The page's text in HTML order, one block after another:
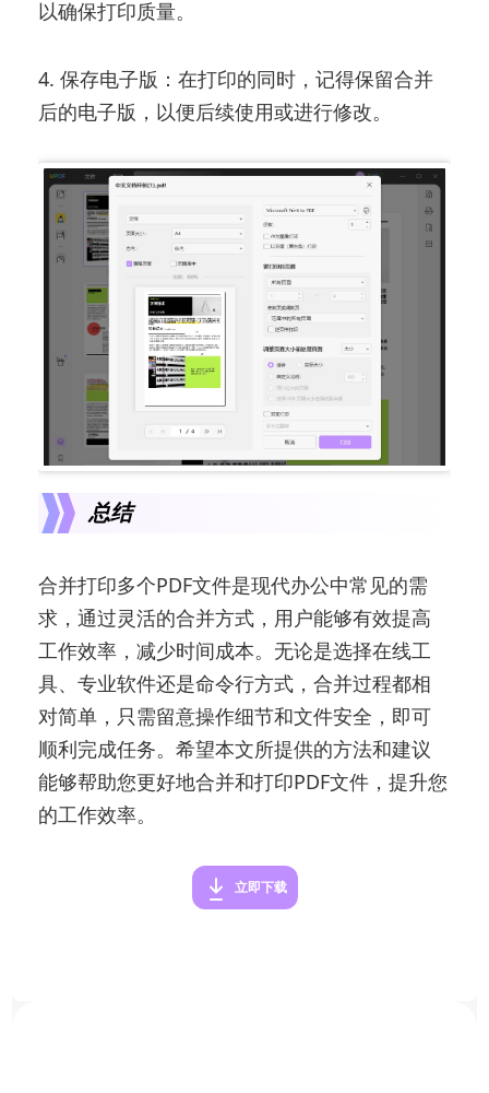
以确保打印质量。
4. 保存电子版：在打印的同时，记得保留合并
后的电子版，以便后续使用或进行修改。
总结
合并打印多个PDF文件是现代办公中常见的需
求，通过灵活的合并方式，用户能够有效提高
工作效率，减少时间成本。无论是选择在线工
具、专业软件还是命令行方式，合并过程都相
对简单，只需留意操作细节和文件安全，即可
顺利完成任务。希望本文所提供的方法和建议
能够帮助您更好地合并和打印PDF文件，提升您
的工作效率。
立即下载